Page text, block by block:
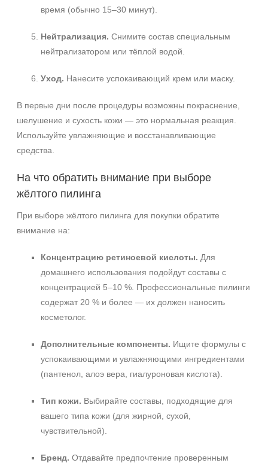
время (обычно 15–30 минут).
Нейтрализация. Снимите состав специальным
нейтрализатором или тёплой водой.
Уход. Нанесите успокаивающий крем или маску.
В первые дни после процедуры возможны покраснение,
шелушение и сухость кожи — это нормальная реакция.
Используйте увлажняющие и восстанавливающие
средства.
На что обратить внимание при выборе
жёлтого пилинга
При выборе жёлтого пилинга для покупки обратите
внимание на:
Концентрацию ретиноевой кислоты. Для
домашнего использования подойдут составы с
концентрацией 5–10 %. Профессиональные пилинги
содержат 20 % и более — их должен наносить
косметолог.
Дополнительные компоненты. Ищите формулы с
успокаивающими и увлажняющими ингредиентами
(пантенол, алоэ вера, гиалуроновая кислота).
Тип кожи. Выбирайте составы, подходящие для
вашего типа кожи (для жирной, сухой,
чувствительной).
Бренд. Отдавайте предпочтение проверенным